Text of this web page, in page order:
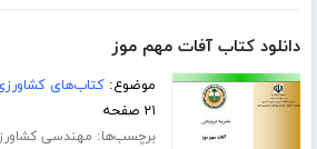
دانلود کتاب آفات مهم موز
موضوع:کتاب‌های
۲۱ صفحه
برچسب‌ها: مهندسی